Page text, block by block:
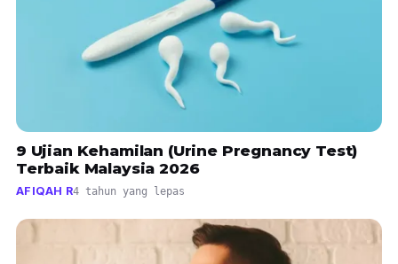
9 Ujian Kehamilan (Urine Pregnancy Test)
Terbaik Malaysia 2026
AFIQAH R4 tahun yang lepas